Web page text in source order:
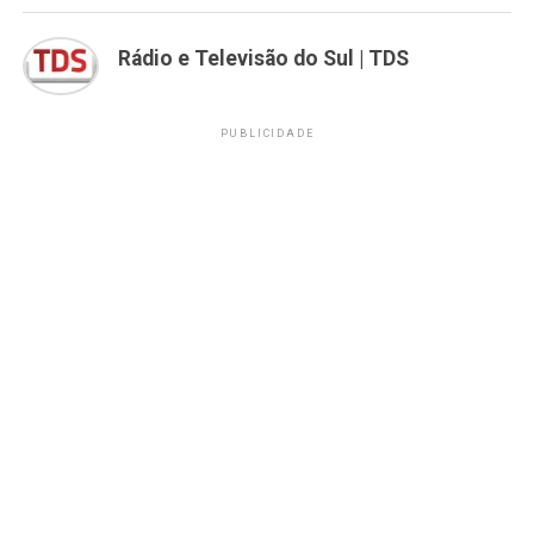
Rádio e Televisão do Sul | TDS
PUBLICIDADE